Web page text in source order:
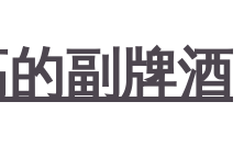
副牌酒